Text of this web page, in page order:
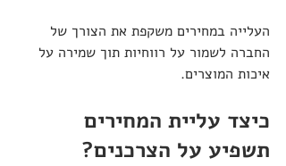
העלייה במחירים משקפת את הצורך של
החברה לשמור על רווחיות תוך שמירה על
איכות המוצרים.
כיצד עליית המחירים
תשפיע על הצרכנים?